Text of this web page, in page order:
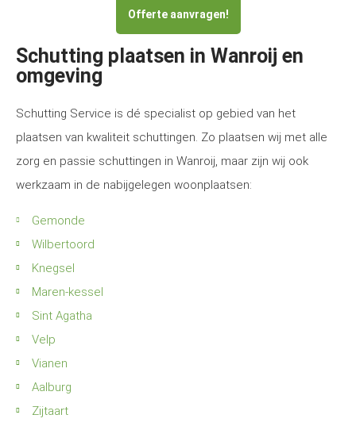
Offerte aanvragen!
Schutting plaatsen in Wanroij en
omgeving
Schutting Service is dé specialist op gebied van het
plaatsen van kwaliteit schuttingen. Zo plaatsen wij met alle
zorg en passie schuttingen in Wanroij, maar zijn wij ook
werkzaam in de nabijgelegen woonplaatsen:
Gemonde
Wilbertoord
Knegsel
Maren-kessel
Sint Agatha
Velp
Vianen
Aalburg
Zijtaart